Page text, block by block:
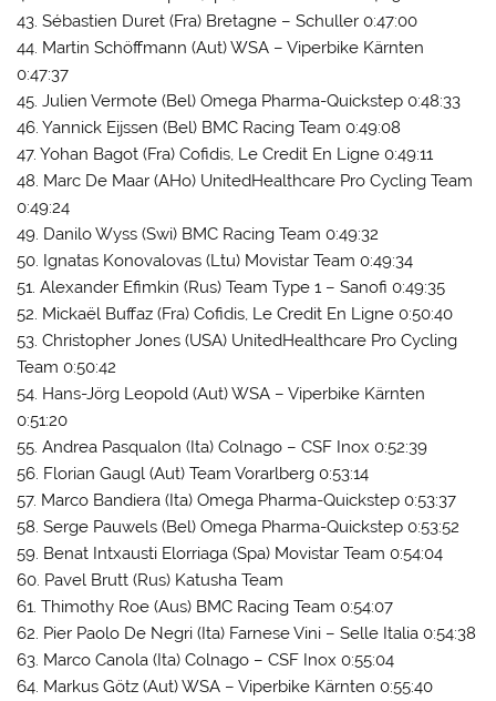
43. Sébastien Duret (Fra) Bretagne – Schuller 0:47:00
44. Martin Schöffmann (Aut) WSA – Viperbike Kärnten
0:47:37
45. Julien Vermote (Bel) Omega Pharma-Quickstep 0:48:33
46. Yannick Eijssen (Bel) BMC Racing Team 0:49:08
47. Yohan Bagot (Fra) Cofidis, Le Credit En Ligne 0:49:11
48. Marc De Maar (AHo) UnitedHealthcare Pro Cycling Team
0:49:24
49. Danilo Wyss (Swi) BMC Racing Team 0:49:32
50. Ignatas Konovalovas (Ltu) Movistar Team 0:49:34
51. Alexander Efimkin (Rus) Team Type 1 – Sanofi 0:49:35
52. Mickaël Buffaz (Fra) Cofidis, Le Credit En Ligne 0:50:40
53. Christopher Jones (USA) UnitedHealthcare Pro Cycling
Team 0:50:42
54. Hans-Jörg Leopold (Aut) WSA – Viperbike Kärnten
0:51:20
55. Andrea Pasqualon (Ita) Colnago – CSF Inox 0:52:39
56. Florian Gaugl (Aut) Team Vorarlberg 0:53:14
57. Marco Bandiera (Ita) Omega Pharma-Quickstep 0:53:37
58. Serge Pauwels (Bel) Omega Pharma-Quickstep 0:53:52
59. Benat Intxausti Elorriaga (Spa) Movistar Team 0:54:04
60. Pavel Brutt (Rus) Katusha Team
61. Thimothy Roe (Aus) BMC Racing Team 0:54:07
62. Pier Paolo De Negri (Ita) Farnese Vini – Selle Italia 0:54:38
63. Marco Canola (Ita) Colnago – CSF Inox 0:55:04
64. Markus Götz (Aut) WSA – Viperbike Kärnten 0:55:40